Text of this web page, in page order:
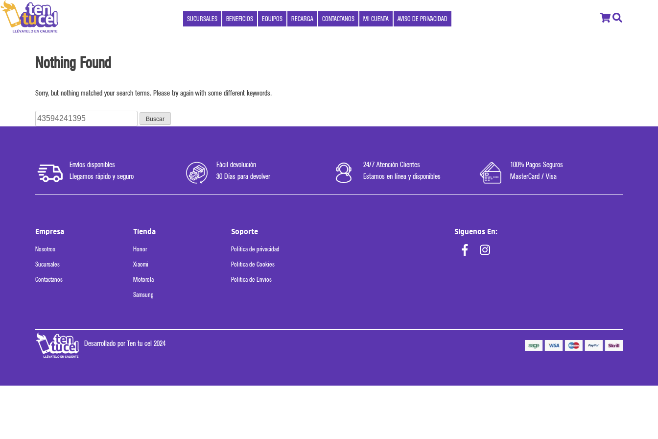
SUCURSALES BENEFICIOS EQUIPOS RECARGA CONTACTANOS MI CUENTA AVISO DE PRIVACIDAD
Nothing Found
Sorry, but nothing matched your search terms. Please try again with some different keywords.
Buscar:
Envíos disponibles
Llegamos rápido y seguro
Fácil devolución
30 Días para devolver
24/7 Atención Clientes
Estamos en línea y disponibles
100% Pagos Seguros
MasterCard / Visa
Empresa
Nosotros
Sucursales
Contáctanos
Tienda
Honor
Xiaomi
Motorola
Samsung
Soporte
Política de privacidad
Política de Cookies
Política de Envíos
Siguenos En:
Desarrollado por Ten tu cel 2024